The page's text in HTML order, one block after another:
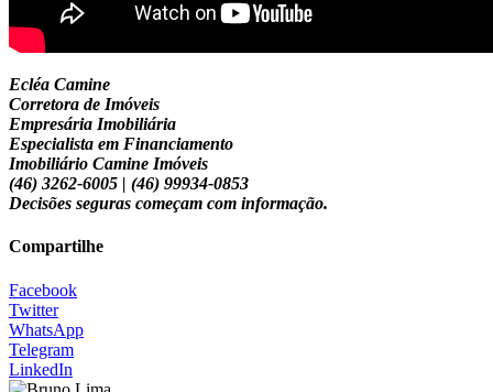
Ecléa Camine
Corretora de Imóveis
Empresária Imobiliária
Especialista em Financiamento
Imobiliário Camine Imóveis
(46) 3262-6005 | (46) 99934-0853
Decisões seguras começam com informação.
Compartilhe
Facebook
Twitter
WhatsApp
Telegram
LinkedIn